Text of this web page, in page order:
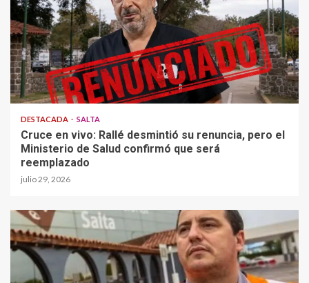
DESTACADA SALTA
Cruce en vivo: Rallé desmintió su renuncia, pero el
Ministerio de Salud confirmó que será
reemplazado
julio 29, 2026